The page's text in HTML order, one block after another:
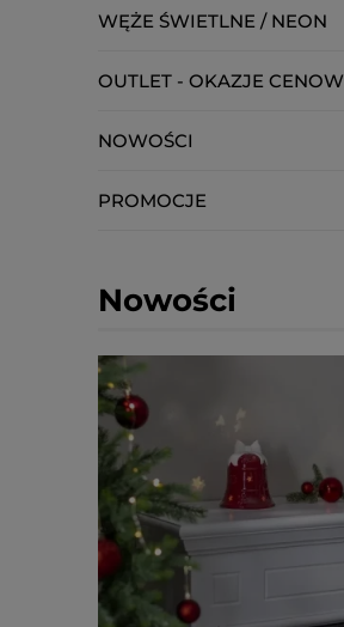
WĘŻE ŚWIETLNE / NEON
OUTLET - OKAZJE
NOWOŚCI
PROMOCJE
Nowości